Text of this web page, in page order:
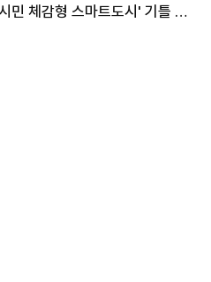
밀양시, AI 행정 혁신으로 '시민 체감형 스마트도시' 기틀 마련